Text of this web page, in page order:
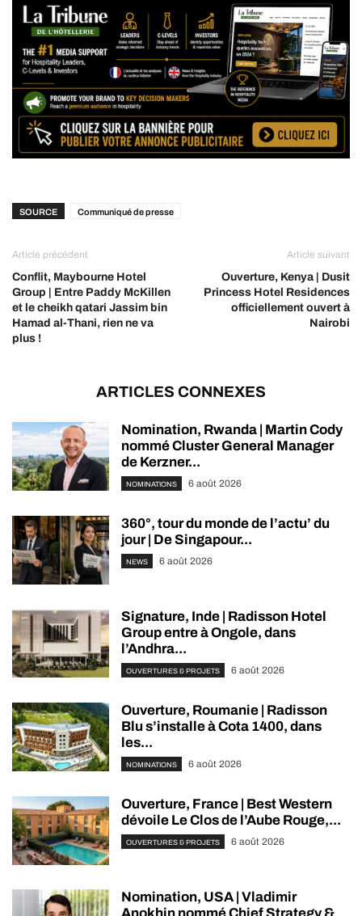
SOURCE Communiqué de presse
Article précédent
Conflit, Maybourne Hotel
Group | Entre Paddy McKillen
et le cheikh qatari Jassim bin
Hamad al-Thani, rien ne va
plus !
Article suivant
Ouverture, Kenya | Dusit
Princess Hotel Residences
officiellement ouvert à
Nairobi
ARTICLES CONNEXES
Nomination, Rwanda | Martin Cody
nommé Cluster General Manager
de Kerzner...
NOMINATIONS 6 août 2026
360°, tour du monde de l’actu’ du
jour | De Singapour...
NEWS 6 août 2026
Signature, Inde | Radisson Hotel
Group entre à Ongole, dans
l’Andhra...
OUVERTURES & PROJETS 6 août 2026
Ouverture, Roumanie | Radisson
Blu s’installe à Cota 1400, dans
les...
NOMINATIONS 6 août 2026
Ouverture, France | Best Western
dévoile Le Clos de l’Aube Rouge,...
OUVERTURES & PROJETS 6 août 2026
Nomination, USA | Vladimir